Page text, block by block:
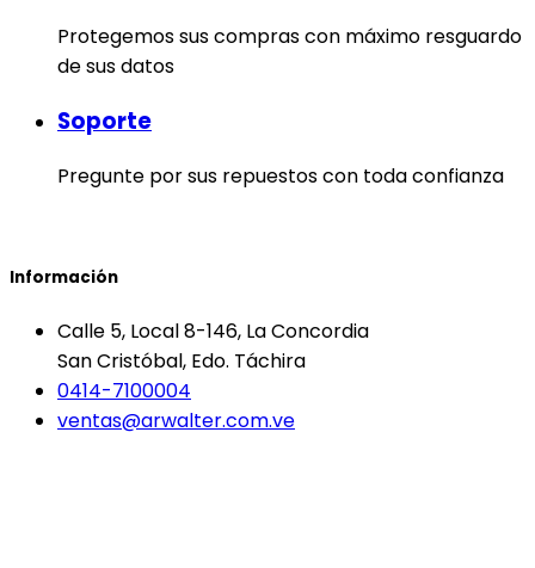
Protegemos sus compras con máximo resguardo
de sus datos
Soporte
Pregunte por sus repuestos con toda confianza
Información
Calle 5, Local 8-146, La Concordia
San Cristóbal, Edo. Táchira
0414-7100004
ventas@arwalter.com.ve